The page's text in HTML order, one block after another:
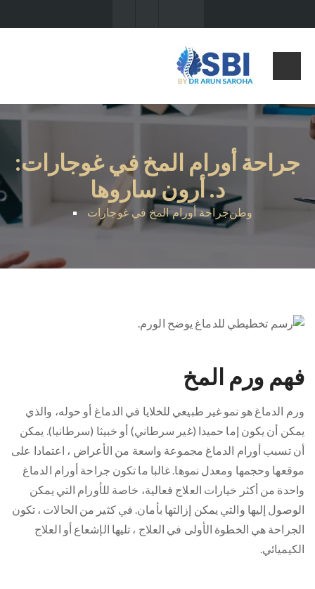
جراحة أورام المخ في غوجارات:
د. أرون ساروها
وطنجراحة أورام المخ في غوجارات
فهم ورم المخ
ورم الدماغ هو نمو غير طبيعي للخلايا في الدماغ أو حوله، والذي
يمكن أن يكون إما حميدا (غير سرطاني) أو خبيثا (سرطانيا). يمكن
أن تسبب أورام الدماغ مجموعة واسعة من الأعراض ، اعتمادا على
موقعها وحجمها ومعدل نموها. غالبا ما تكون جراحة أورام الدماغ
واحدة من أكثر خيارات العلاج فعالية، خاصة للأورام التي يمكن
الوصول إليها والتي يمكن إزالتها بأمان. في كثير من الحالات ، تكون
الجراحة هي الخطوة الأولى في العلاج ، تليها الإشعاع أو العلاج
الكيميائي.